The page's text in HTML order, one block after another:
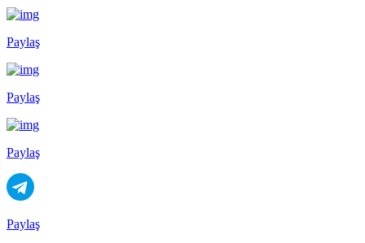
Paylaş
Paylaş
Paylaş
Paylaş